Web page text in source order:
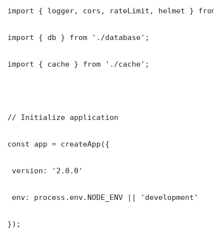
import { logger, cors, rateLimit, helmet } from
import { db } from './database';
import { cache } from './cache';
// Initialize application
const app = createApp({
version: '2.0.0'
env: process.env.NODE_ENV || 'development'
});